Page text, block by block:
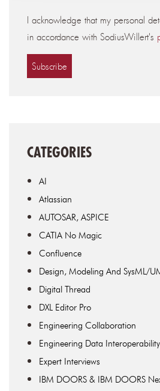
I acknowledge that my personal
in accordance with SodiusWillert's
CATEGORIES
AI
Atlassian
AUTOSAR, ASPICE
CATIA No Magic
Confluence
Design, Modeling And SysML/
Digital Thread
DXL Editor Pro
Engineering Collaboration
Engineering Data Interoperability
Expert Interviews
IBM DOORS & IBM DOORS